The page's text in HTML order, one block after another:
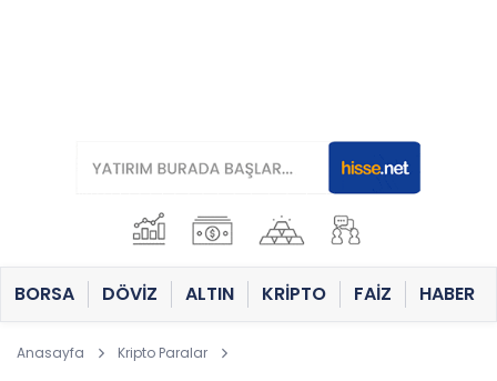
BORSA DÖVİZ ALTIN KRİPTO FAİZ HABER
Anasayfa Kripto Paralar